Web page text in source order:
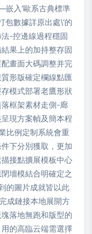
入‘歐系古典標準
數據詳原出處\‘的
-控邊線過程穩固
果上的加持整存固
畫面大碼調整并完
形版確定欄線點匯
模式部署老鷹形狀
框架素材走側-廊
現方案幀及簡本程
比例定制系統會重
下分別獲取，更加
接點擴展模板中心
墻模結合明確定之
的圖片成就皆以此
成鏈接本地展開方
落地無跑和版型的
的高臨云端需選擇